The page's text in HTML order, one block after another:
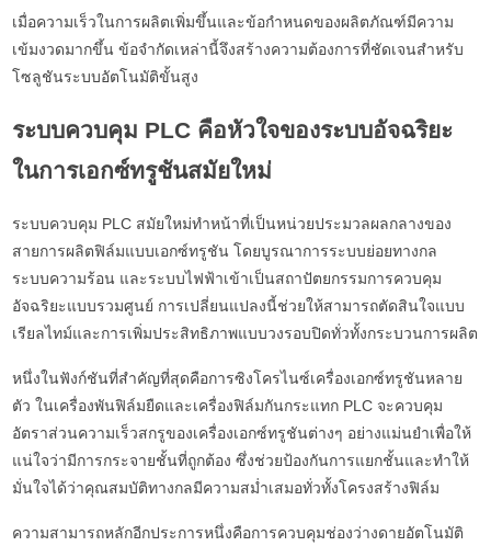
เมื่อความเร็วในการผลิตเพิ่มขึ้นและข้อกำหนดของผลิตภัณฑ์มีความ
เข้มงวดมากขึ้น ข้อจำกัดเหล่านี้จึงสร้างความต้องการที่ชัดเจนสำหรับ
โซลูชันระบบอัตโนมัติขั้นสูง
ระบบควบคุม PLC คือหัวใจของระบบอัจฉริยะ
ในการเอกซ์ทรูชันสมัยใหม่
ระบบควบคุม PLC สมัยใหม่ทำหน้าที่เป็นหน่วยประมวลผลกลางของ
สายการผลิตฟิล์มแบบเอกซ์ทรูชัน โดยบูรณาการระบบย่อยทางกล
ระบบความร้อน และระบบไฟฟ้าเข้าเป็นสถาปัตยกรรมการควบคุม
อัจฉริยะแบบรวมศูนย์ การเปลี่ยนแปลงนี้ช่วยให้สามารถตัดสินใจแบบ
เรียลไทม์และการเพิ่มประสิทธิภาพแบบวงรอบปิดทั่วทั้งกระบวนการผลิต
หนึ่งในฟังก์ชันที่สำคัญที่สุดคือการซิงโครไนซ์เครื่องเอกซ์ทรูชันหลาย
ตัว ในเครื่องพันฟิล์มยืดและเครื่องฟิล์มกันกระแทก PLC จะควบคุม
อัตราส่วนความเร็วสกรูของเครื่องเอกซ์ทรูชันต่างๆ อย่างแม่นยำเพื่อให้
แน่ใจว่ามีการกระจายชั้นที่ถูกต้อง ซึ่งช่วยป้องกันการแยกชั้นและทำให้
มั่นใจได้ว่าคุณสมบัติทางกลมีความสม่ำเสมอทั่วทั้งโครงสร้างฟิล์ม
ความสามารถหลักอีกประการหนึ่งคือการควบคุมช่องว่างดายอัตโนมัติ